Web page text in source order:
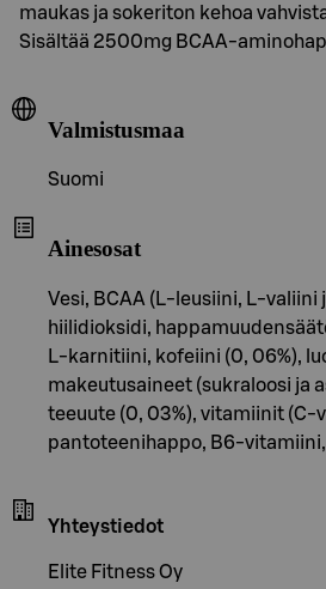
maukas ja sokeriton kehoa
Sisältää 2500mg BCAA-
Valmistusmaa
Suomi
Ainesosat
Vesi, BCAA (L-leusiini, L-valiini
hiilidioksidi,
L-karnitiini, kofeiini (0, 06%),
makeutusaineet (sukraloosi ja
teeuute (0, 03%), vitamiinit (C-
pantoteenihappo, B6-
Yhteystiedot
Elite Fitness Oy